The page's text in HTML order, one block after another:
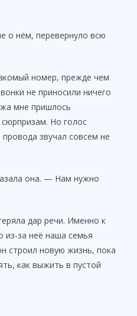
о нём, перевернуло всю
номер, прежде чем
не приносили ничего
мне пришлось
Но голос
звучал совсем не
она. — Нам нужно
дар речи. Именно к
за неё наша семья
строил новую жизнь, пока
как выжить в пустой